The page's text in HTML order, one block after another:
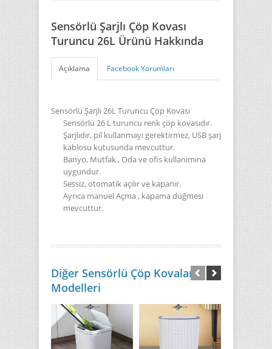
Sensörlü Şarjlı Çöp Kovası
Turuncu 26L Ürünü Hakkında
Açıklama Facebook Yorumları
Sensörlü Şarjlı 26L Turuncu Çöp Kovası
Sensörlü 26 L turuncu renk çöp kovasıdır.
Şarjlıdır, pil kullanmayı gerektirmez, USB şarj
kablosu kutusunda mevcuttur.
Banyo, Mutfak , Oda ve ofis kullanımına
uygundur.
Sessiz, otomatik açılır ve kapanır.
Ayrıca manuel Açma , kapama düğmesi
mevcuttur.
Diğer Sensörlü Çöp Kovaları
Modelleri